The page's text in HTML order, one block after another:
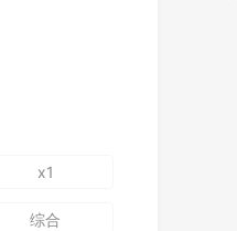
x1
综合